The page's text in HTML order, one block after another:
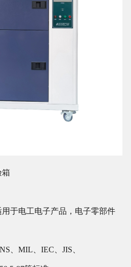
联系我们
箱
用于电工电子产品，电子零部件
、MIL、IEC、JIS、